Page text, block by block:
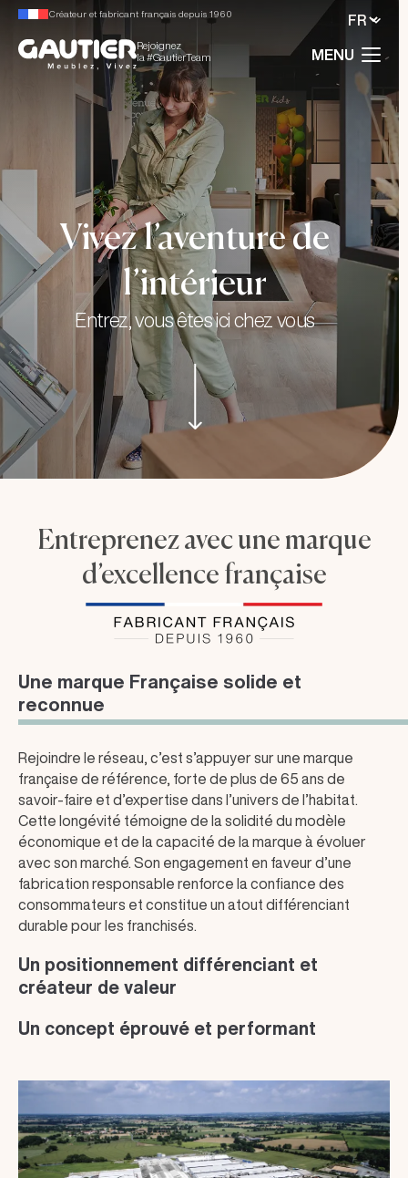
Créateur et fabricant français depuis 1960
Rejoignez
la #GautierTeam
MENU
Vivez l’aventure de
l’intérieur
Entrez, vous êtes ici chez vous
Entreprenez avec une marque
d’excellence française
Une marque Française solide et
reconnue
Rejoindre le réseau, c’est s’appuyer sur une marque
française de référence, forte de plus de 65 ans de
savoir-faire et d’expertise dans l’univers de l’habitat.
Cette longévité témoigne de la solidité du modèle
économique et de la capacité de la marque à évoluer
avec son marché. Son engagement en faveur d’une
fabrication responsable renforce la confiance des
consommateurs et constitue un atout différenciant
durable pour les franchisés.
Un positionnement différenciant et
créateur de valeur
Un concept éprouvé et performant